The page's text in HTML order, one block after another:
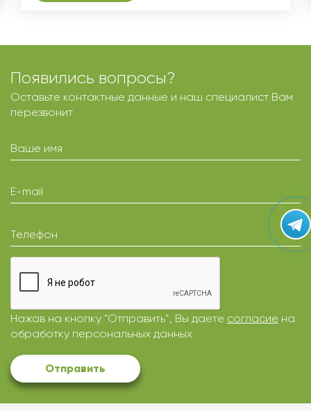
Появились вопросы?
Оставьте контактные данные и наш специалист Вам
перезвонит
Ваше имя
E-mail
Телефон
Нажав на кнопку “Отправить”, Вы даете согласие на
обработку персональных данных
Отправить